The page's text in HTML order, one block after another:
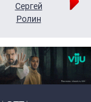
Сергей
Ролин